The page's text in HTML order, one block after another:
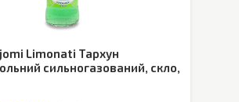
Limonati Тархун
сильногазований, скло,